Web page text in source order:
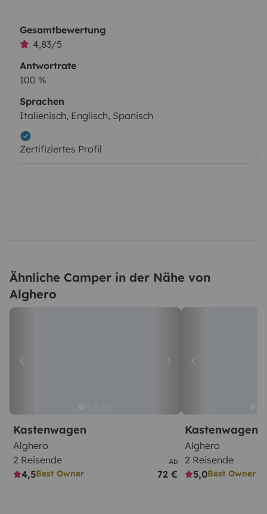
Gesamtbewertung
4,83/5
Antwortrate
100 %
Sprachen
Italienisch, Englisch, Spanisch
Zertifiziertes Profil
Ähnliche Camper in der Nähe von
Alghero
Kastenwagen
Alghero
2 Reisende
4,5Best Owner
Ab
72 €
Kastenwagen
Alghero
2 Reisende
5,0Best Owner